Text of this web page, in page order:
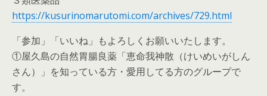
https://kusurinomarutomi.com/archives/729.html
「参加」「いいね」もよろしくお願いいたします。
①屋久島の自然胃腸良薬「恵命我神散（けいめいがしん
さん）」を知っている方・愛用してる方のグループで
す。